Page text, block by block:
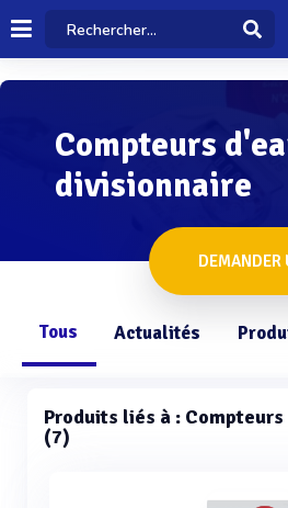
Compteurs
divisionnaire
DEMANDER
Tous Actualités
Produits liés à :
(7)